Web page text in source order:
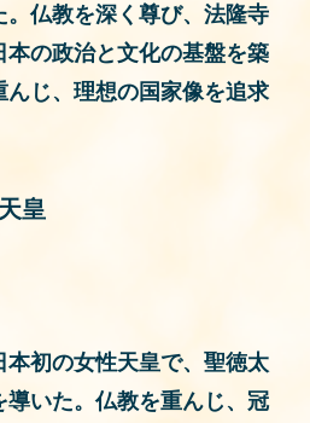
。仏教を深く尊び、法隆寺
の政治と文化の基盤を築
んじ、理想の国家像を追求
皇
初の女性天皇で、聖徳太
いた。仏教を重んじ、冠